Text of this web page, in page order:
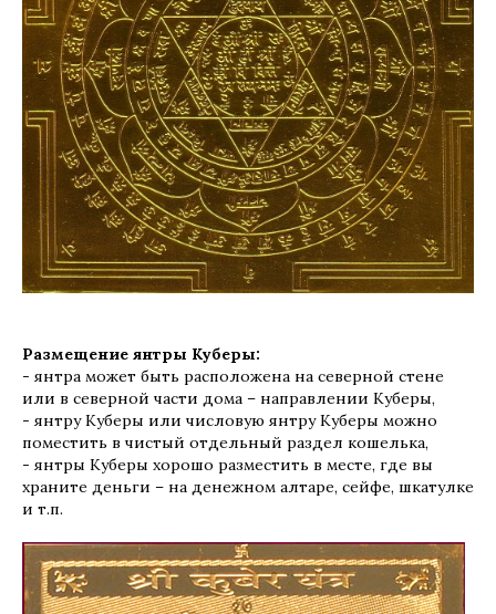
Размещение янтры Куберы:
- янтра может быть расположена на северной стене
или в северной части дома – направлении Куберы,
- янтру Куберы или числовую янтру Куберы можно
поместить в чистый отдельный раздел кошелька,
- янтры Куберы хорошо разместить в месте, где вы
храните деньги – на денежном алтаре, сейфе, шкатулке
и т.п.